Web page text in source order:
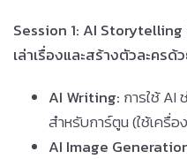
Session 1: AI
เล่าเรื่องและสร้างตัวละครด้
AI Writing: การใช้ AI
สำหรับการ์ตูน (ใช้เครื่อ
AI Image